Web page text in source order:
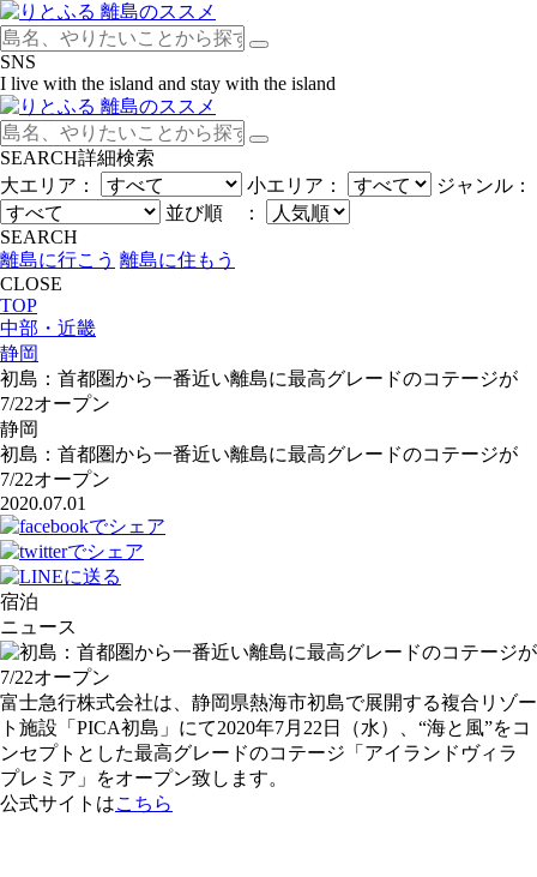
SNS
I live with the island and stay with the island
SEARCH詳細検索
大エリア：
小エリア：
ジャンル：
並び順 ：
SEARCH
離島に行こう 離島に住もう
CLOSE
TOP
中部・近畿
静岡
初島：首都圏から一番近い離島に最高グレードのコテージが
7/22オープン
静岡
初島：首都圏から一番近い離島に最高グレードのコテージが
7/22オープン
2020.07.01
宿泊
ニュース
富士急行株式会社は、静岡県熱海市初島で展開する複合リゾー
ト施設「PICA初島」にて2020年7月22日（水）、“海と風”をコ
ンセプトとした最高グレードのコテージ「アイランドヴィラ
プレミア」をオープン致します。
公式サイトはこちら